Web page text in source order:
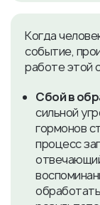
Когда
событие,
работе этой
Сбой в
сильной
гормонов
процесс